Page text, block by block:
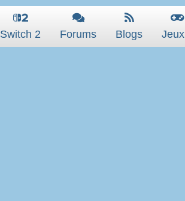
Switch 2 Forums Blogs Jeux